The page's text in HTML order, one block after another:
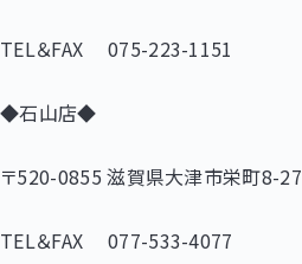
TEL＆FAX 075-223-1151
◆石山店◆
〒520-0855滋賀県大津市栄町8-27
TEL＆FAX 077-533-4077